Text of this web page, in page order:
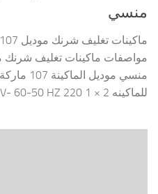
منسي
منسي
للماكينه 2 × 1 220 V- 60-50 HZ الطاقة...